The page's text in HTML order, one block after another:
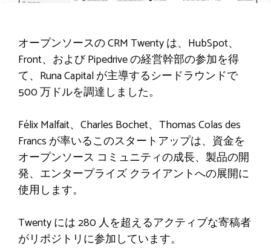
オープンソースの CRM Twenty は、HubSpot、
Front、および Pipedrive の経営幹部の参加を得
て、Runa Capital が主導するシードラウンドで
500 万ドルを調達しました。
Félix Malfait、Charles Bochet、Thomas Colas des
Francs が率いるこのスタートアップは、資金を
オープンソース コミュニティの成長、製品の開
発、エンタープライズ クライアントへの展開に
使用します。
Twenty には 280 人を超えるアクティブな寄稿者
がリポジトリに参加しています。